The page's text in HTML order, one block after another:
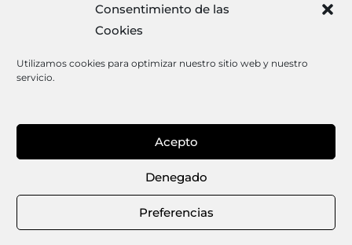
Consentimiento de las
Cookies
Utilizamos cookies para optimizar nuestro sitio web y nuestro
servicio.
Acepto
Denegado
Preferencias
Tlf: 682 363 503
Email: mundodeco@mundodeco.com
Términos y condiciones de venta
© 2026 · MUNDODECO · Todos los derechos reservados.